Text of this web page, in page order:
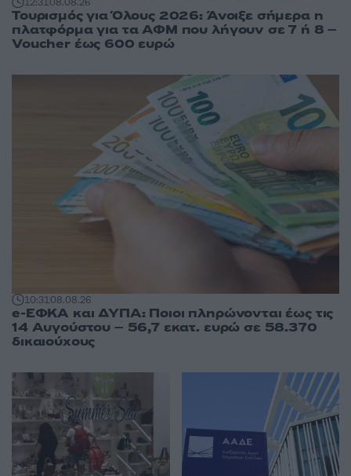
Τουρισμός για Όλους 2026: Άνοιξε σήμερα η
πλατφόρμα για τα ΑΦΜ που λήγουν σε 7 ή 8 –
Voucher έως 600 ευρώ
10:3108.08.26
e-ΕΦΚΑ και ΔΥΠΑ: Ποιοι πληρώνονται έως τις
14 Αυγούστου – 56,7 εκατ. ευρώ σε 58.370
δικαιούχους